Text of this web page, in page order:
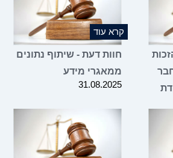
קרא עוד
חוות דעת - שיתוף נתונים
ממאגרי מידע
31.08.2025